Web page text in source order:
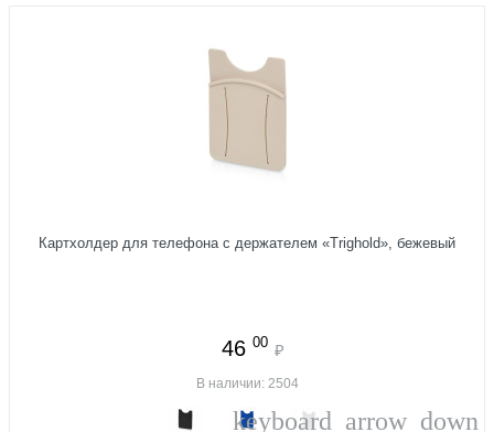
Картхолдер для телефона с держателем «Trighold», бежевый
46 00 ₽
В наличии: 2504
keyboard_arrow_down